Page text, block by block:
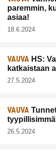
paremmin,
asiaa!
18.6.2024
VAUVA HS:
katkaistaan
27.5.2024
VAUVA
26.5.2024